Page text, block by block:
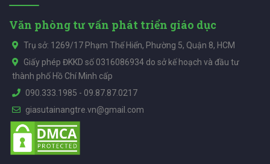
Văn phòng tư vấn phát triển giáo dục
Trụ sở: 1269/17 Phạm Thế Hiển, Phường 5, Quận 8, HCM
Giấy phép ĐKKD số 0316086934 do sở kế hoạch và đầu tư
thành phố Hồ Chí Minh cấp
090.333.1985 - 09.87.87.0217
giasutainangtre.vn@gmail.com